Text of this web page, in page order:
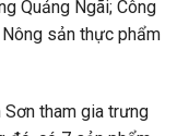
Quảng Ngãi; Công
sản thực phẩm
Sơn tham gia trưng